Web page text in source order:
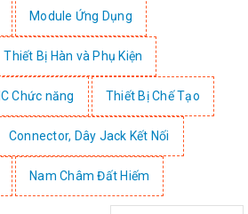
Module Ứng Dụng
Thiết Bị Hàn và Phụ Kiện
IC Chức năng Thiết Bị Chế Tạo
Connector, Dây Jack Kết Nối
Nam Châm Đất Hiếm